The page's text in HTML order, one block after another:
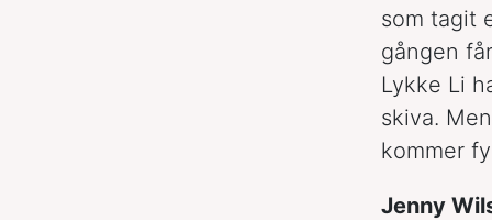
som tagit
gången
Lykke Li
skiva.
kommer
Jenny